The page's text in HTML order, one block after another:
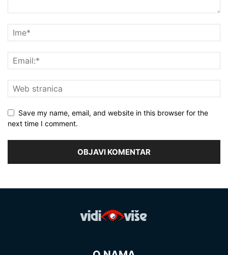
Save my name, email, and website in this browser for the
next time I comment.